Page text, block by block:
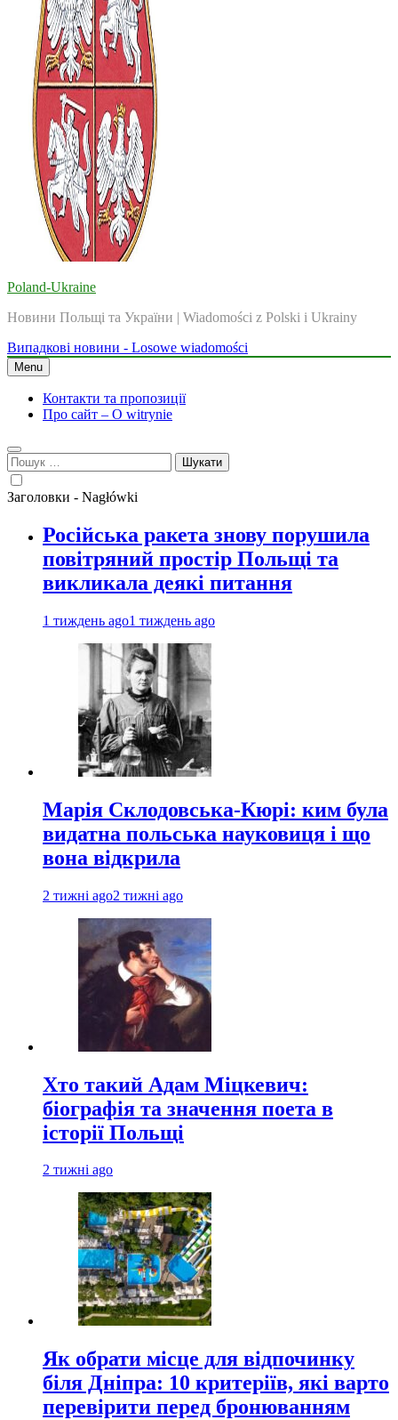
Poland-Ukraine
Новини Польщі та України | Wiadomości z Polski i Ukrainy
Випадкові новини - Losowe wiadomości
Menu
Контакти та пропозиції
Про сайт – O witrynie
Пошук:
Заголовки - Nagłówki
Російська ракета знову порушила
повітряний простір Польщі та
викликала деякі питання
1 тиждень ago1 тиждень ago
Марія Склодовська-Кюрі: ким була
видатна польська науковиця і що
вона відкрила
2 тижні ago2 тижні ago
Хто такий Адам Міцкевич:
біографія та значення поета в
історії Польщі
2 тижні ago
Як обрати місце для відпочинку
біля Дніпра: 10 критеріїв, які варто
перевірити перед бронюванням